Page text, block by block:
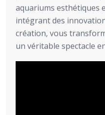
aquariums esthétiques
intégrant des
création, vous
un véritable spectacle